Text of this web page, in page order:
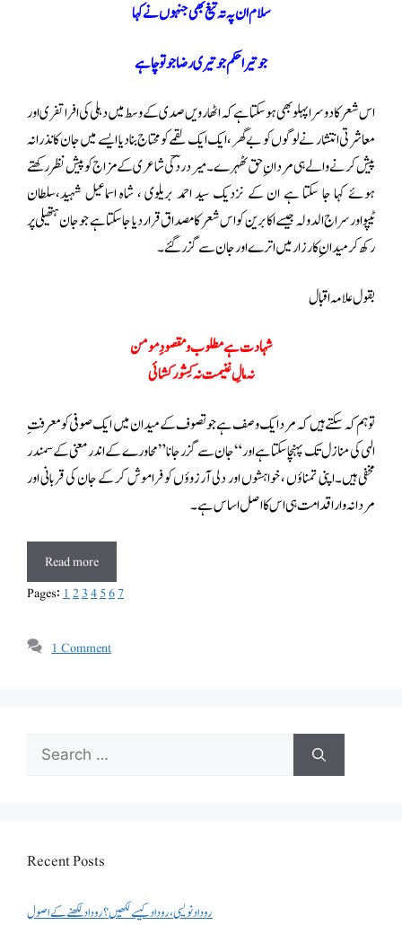
سلام ان پہ تہ تیغ بھی جنہوں نے کہا
جو تیرا حکم جو تیری رضا جو تو چاہے
اس شعر کا دوسرا پہلو بھی ہو سکتا ہے کہ اٹھارویں صدی کے وسط میں دہلی کی افراتفری اور
معاشرتی انتشار نے لوگوں کو بے گھر ، ایک ایک لقمے کو محتاج بنا دیا ایسے میں جان کا نذرانہ
پیش کرنے والے ہی مردان ِحق ٹھہرے ۔ میر دردؔ کی شاعری کے مزاج کو پیش نظر رکھتے
ہوئے کہا جا سکتا ہے ان کے نزدیک سید احمد بریلوی ، شاہ اسماعیل شہید،سلطان
ٹیپواورسراج الدولہ جیسے اکابرین کو اس شعر کا مصداق قرار دیا جا سکتا ہے جو جان ہتھیلی پر
رکھ کر میدان ِ کارزار میں اترے اور جان سے گزر گئے۔
بقول علامہ اقبال
شہادت ہے مطلوب و مقصودِ مومن
نہ مالِ غنیمت نہ کِشور کشائی
تو ہم کہ سکتے ہیں کہ مرد ایک وصف ہے جو تصوف کے میدان میں ایک صوفی کو معرفت ِ
الہی کی منازل تک پہنچا سکتا ہے اور “جان سے گزر جانا”محاورے کے اندر معنی کے سمندر
مخفی ہیں۔اپنی تمناؤں ، خواہشوں اور دلی آرزوؤں کو فراموش کر کے جان کی قربانی اور
مردانہ وار اقدامت ہی اس کا اصل اساس ہے۔
Read more
Pages:1234567
1 Comment
Search
for:
Recent Posts
روداد نویسی ،روداد کیسے لکھیں؟ روداد لکھنے کے اصول